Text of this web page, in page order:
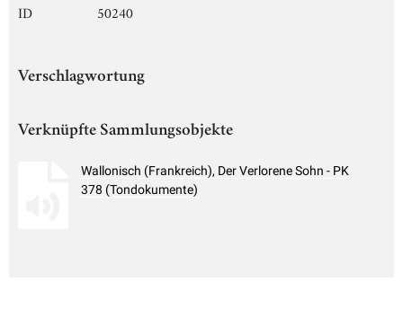
ID
50240
Verschlagwortung
Verknüpfte Sammlungsobjekte
Wallonisch (Frankreich), Der Verlorene Sohn - PK
378 (Tondokumente)